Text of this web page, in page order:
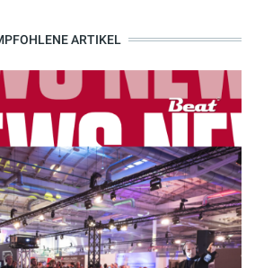
ARTIKEL